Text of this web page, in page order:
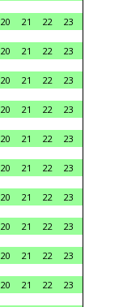
20 21 22
23
20 21 22
23
20 21 22
23
20 21 22
23
20 21 22
23
20 21 22
23
20 21 22
23
20 21 22
23
20 21 22
23
20 21 22
23